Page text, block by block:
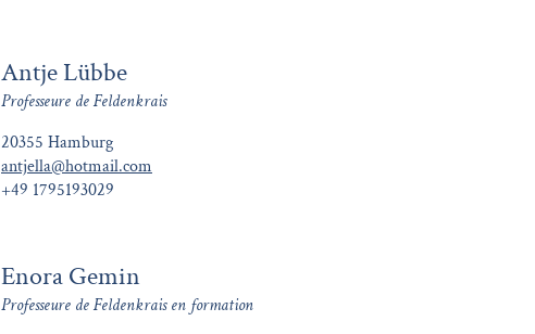
Antje Lübbe
Professeure de Feldenkrais
20355 Hamburg
antjella@hotmail.com
+49 1795193029
Enora Gemin
Professeure de Feldenkrais en formation